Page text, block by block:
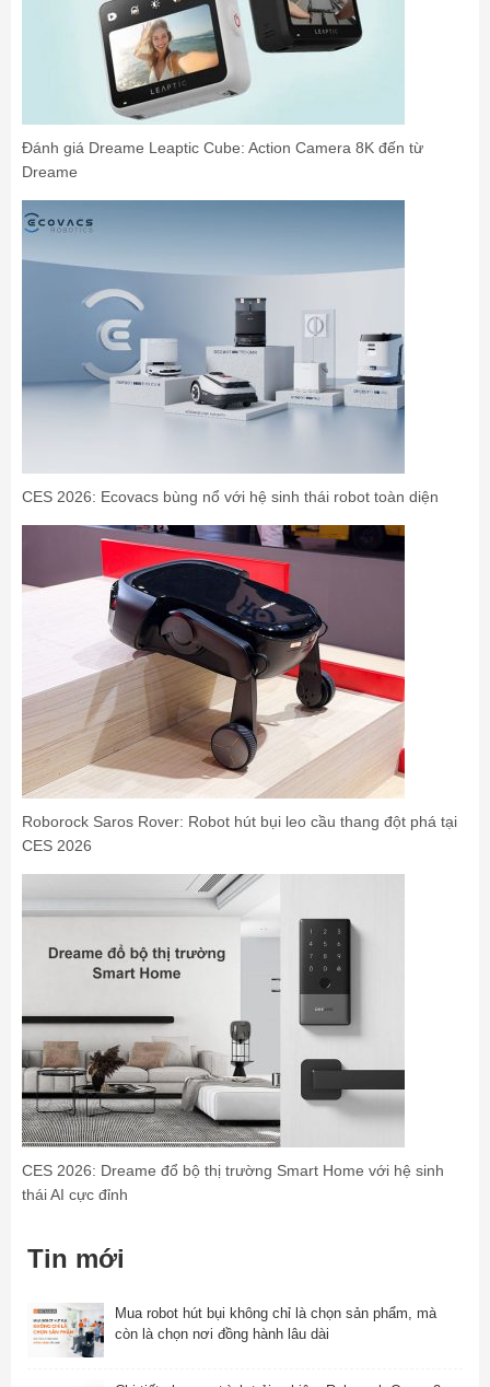
Đánh giá Dreame Leaptic Cube: Action Camera 8K đến từ
Dreame
CES 2026: Ecovacs bùng nổ với hệ sinh thái robot toàn diện
Roborock Saros Rover: Robot hút bụi leo cầu thang đột phá tại
CES 2026
CES 2026: Dreame đổ bộ thị trường Smart Home với hệ sinh
thái AI cực đỉnh
Tin mới
Mua robot hút bụi không chỉ là chọn sản phẩm, mà
còn là chọn nơi đồng hành lâu dài